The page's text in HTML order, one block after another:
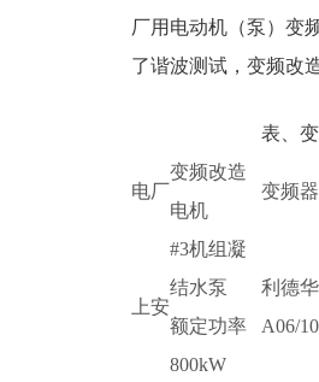
厂用电动机（泵）变
了谐波测试，变频改
表、变频改
电厂
变频改造
电机
变频
上安
#3机组凝
结水泵
额定功率
800kW
利德
A06/